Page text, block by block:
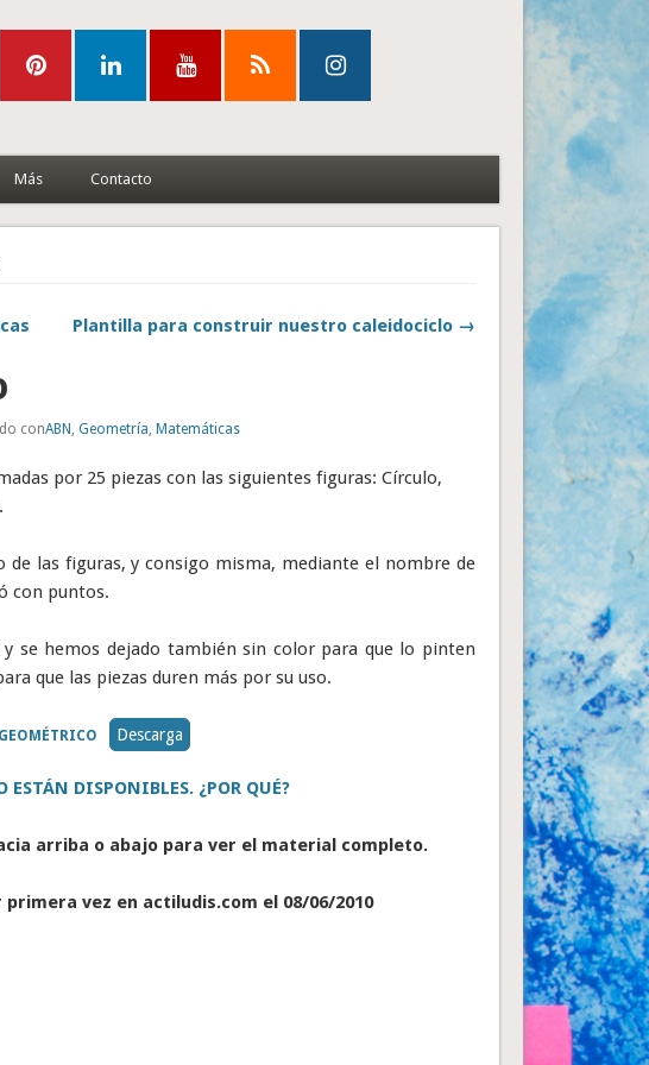
Más Contacto
Plantilla para construir nuestro caleidociclo →
conABN,Geometría,Matemáticas
por 25 piezas con las siguientes figuras: Círculo,
las figuras, y consigo misma, mediante el nombre de
con puntos.
se hemos dejado también sin color para que lo pinten
que las piezas duren más por su uso.
Descarga
ESTÁN DISPONIBLES. ¿POR QUÉ?
arriba o abajo para ver el material completo.
vez en actiludis.com el 08/06/2010